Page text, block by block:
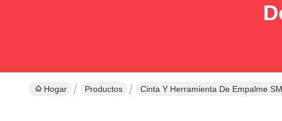
Hogar Productos Cinta Y Herramienta De Empalme